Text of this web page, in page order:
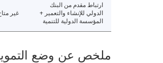
ارتباط مقدم من البنك
الدولي للإنشاء والتعمير +
المؤسسة الدولية للتنمية
غير
ملخص عن وضع التمويل